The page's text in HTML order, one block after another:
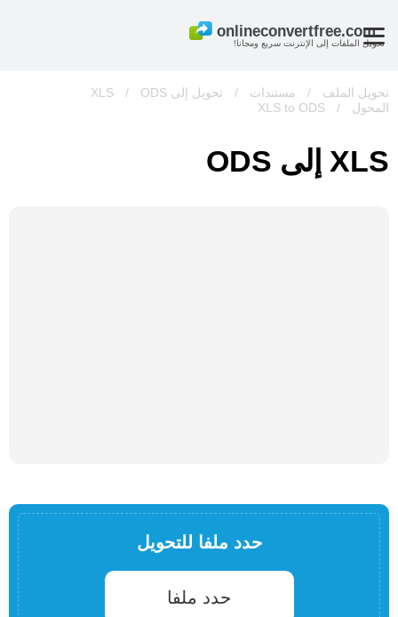
تحويل الملفات إلى الإنترنت سريع ومجانا!
تحويل الملف / مستندات / تحويل إلى XLS /
ODS
المحول
/
XLS to ODS
XLS إلى ODS
حدد ملفا للتحويل
حدد ملفا